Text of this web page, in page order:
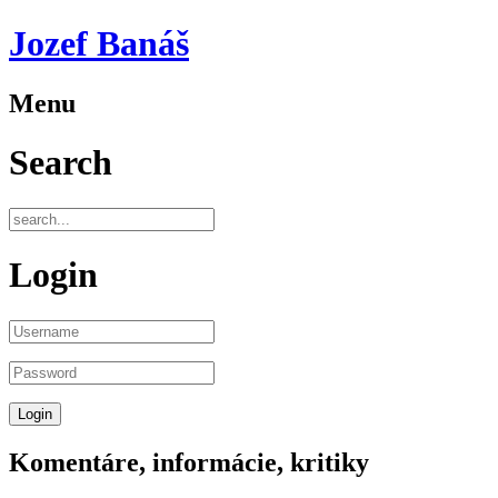
Jozef Banáš
Menu
Search
Login
Komentáre, informácie, kritiky